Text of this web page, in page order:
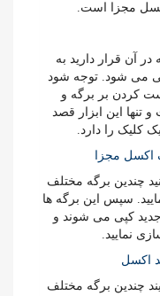
مجزا است.
در آن قرار دارید به
می شود. توجه شود
کردن بر برگه و
این ابزار قصد
کلیک را دارد.
اکسل مجزا
چندین برگه مختلف
سپس این برگه ها
کپی می شوند و
نمایید.
اکسل
چندین برگه مختلف